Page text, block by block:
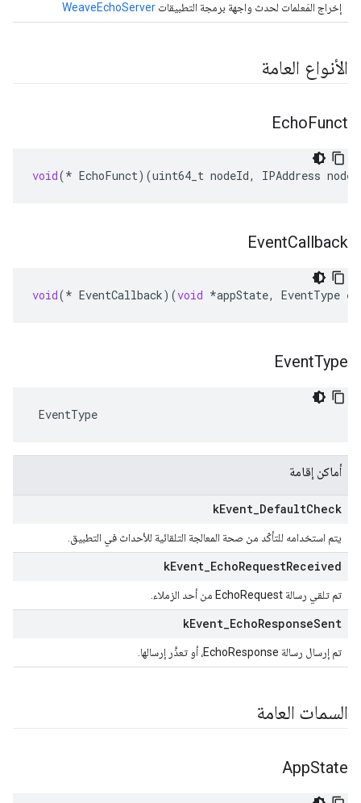
إخراج المَعلمات لحدث واجهة برمجة التطبيقات WeaveEchoServer
الأنواع العامة
EchoFunct
void(* EchoFunct)(uint64_t nodeId, IPAddress
EventCallback
void(* EventCallback)(void *appState, EventType
EventType
EventType
أماكن إقامة
kEvent DefaultCheck
يتم استخدامه للتأكّد من صحة المعالجة التلقائية للأحداث في التطبيق.
kEvent EchoRequestReceived
تم تلقي رسالة EchoRequest من أحد الزملاء.
kEvent EchoResponseSent
تم إرسال رسالة EchoResponse، أو تعذَّر إرسالها.
السمات العامة
AppState